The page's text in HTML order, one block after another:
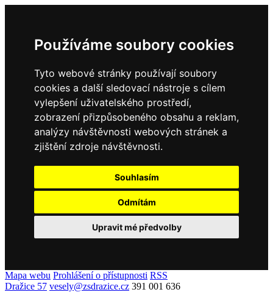
Používáme soubory cookies
Tyto webové stránky používají soubory
cookies a další sledovací nástroje s cílem
vylepšení uživatelského prostředí,
zobrazení přizpůsobeného obsahu a reklam,
analýzy návštěvnosti webových stránek a
zjištění zdroje návštěvnosti.
Souhlasím
Odmítám
Upravit mé předvolby
Mapa webu Prohlášení o přístupnosti RSS
Dražice 57 vesely@zsdrazice.cz 391 001 636